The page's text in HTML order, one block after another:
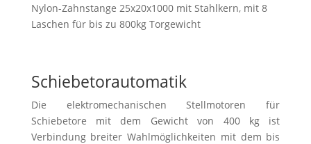
Nylon-Zahnstange 25x20x1000 mit Stahlkern, mit 8
Laschen für bis zu 800kg Torgewicht
Schiebetorautomatik
Die elektromechanischen Stellmotoren für
Schiebetore mit dem Gewicht von 400 kg ist
Verbindung breiter Wahlmöglichkeiten mit dem bis